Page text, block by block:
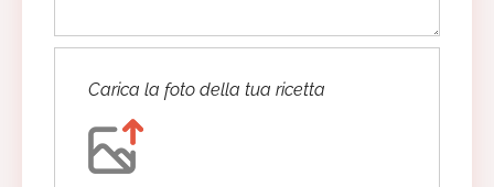
Carica la foto della tua ricetta